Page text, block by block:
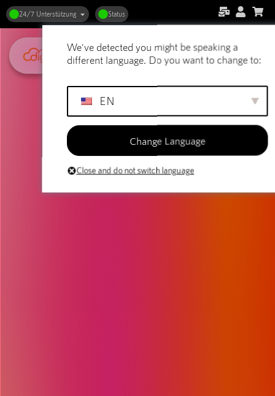
24/7 Unterstützung Status
We've detected you might be speaking a
different language. Do you want to change to:
EN
Change Language
Close and do not switch language